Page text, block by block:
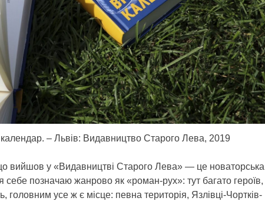
– Львів: Видавництво Старого Лева, 2019
вийшов у «Видавництві Старого Лева» — це новаторська
себе позначаю жанрово як «роман-рух»: тут багато героїв,
головним усе ж є місце: певна територія, Язлівці-Чортків-